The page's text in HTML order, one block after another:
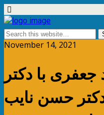
November 14, 2021
با دکتر
حسن نایب